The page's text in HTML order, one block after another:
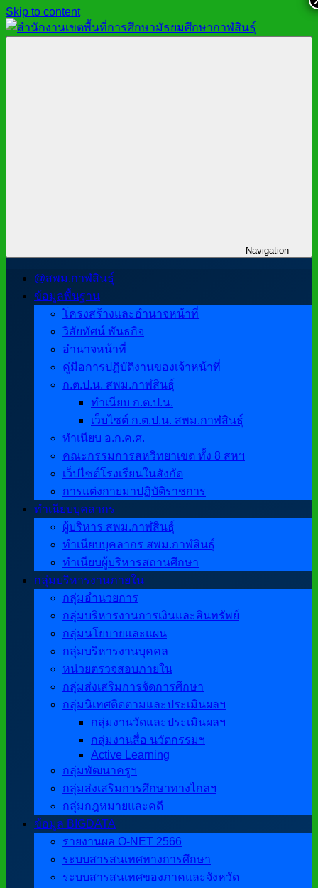
Skip to content
Navigation
@สพม.กาฬสินธุ์
ข้อมูลพื้นฐาน
โครงสร้างและอำนาจหน้าที่
วิสัยทัศน์ พันธกิจ
อำนาจหน้าที่
คู่มือการปฏิบัติงานของเจ้าหน้าที่
ก.ต.ป.น. สพม.กาฬสินธุ์
ทำเนียบ ก.ต.ป.น.
เว็บไซต์ ก.ต.ป.น. สพม.กาฬสินธุ์
ทำเนียบ อ.ก.ค.ศ.
คณะกรรมการสหวิทยาเขต ทั้ง 8 สหฯ
เว็ปไซต์โรงเรียนในสังกัด
การแต่งกายมาปฏิบัติราชการ
ทำเนียบบุคลากร
ผู้บริหาร สพม.กาฬสินธุ์
ทำเนียบบุคลากร สพม.กาฬสินธุ์
ทำเนียบผู้บริหารสถานศึกษา
กลุ่มบริหารงานภายใน
กลุ่มอำนวยการ
กลุ่มบริหารงานการเงินและสินทรัพย์
กลุ่มนโยบายและแผน
กลุ่มบริหารงานบุคคล
หน่วยตรวจสอบภายใน
กลุ่มส่งเสริมการจัดการศึกษา
กลุ่มนิเทศติดตามและประเมินผลฯ
กลุ่มงานวัดและประเมินผลฯ
กลุ่มงานสื่อ นวัตกรรมฯ
Active Learning
กลุ่มพัฒนาครูฯ
กลุ่มส่งเสริมการศึกษาทางไกลฯ
กลุ่มกฎหมายและคดี
ข้อมูล BIGDATA
รายงานผล O-NET 2566
ระบบสารสนเทศทางการศึกษา
ระบบสารสนเทศของภาคและจังหวัด